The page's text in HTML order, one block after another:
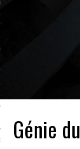
GUERRE
Génie